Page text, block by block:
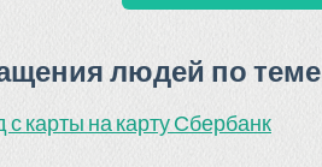
людей по теме
карты на карту Сбербанк